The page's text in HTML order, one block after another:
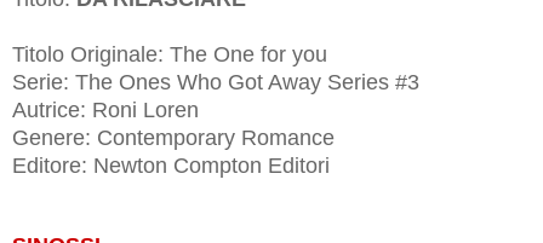
Titolo Originale: The One for you
Serie: The Ones Who Got Away Series #3
Autrice: Roni Loren
Genere: Contemporary Romance
Editore: Newton Compton Editori